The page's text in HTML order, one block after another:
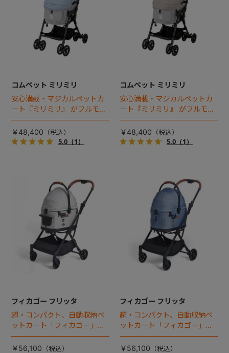
コムペット ミリミリ
安心満載・マジカルペットカ
ート『ミリミリ』 がフルモデ
ルチェンジ。 新機能「マジカ
ルフォールディング」搭載
￥48,400
5.0（1）
コムペット ミリミリ
安心満載・マジカルペットカ
ート『ミリミリ』 がフルモデ
ルチェンジ。 新機能「マジカ
ルフォールディング」搭載
￥48,400
5.0（1）
フィカゴー フリッタ
超・コンパクト、自動収納ペ
ットカート「フィカゴー」に
キャビン着脱タイプが新登
場！
￥56,100
フィカゴー フリッタ
超・コンパクト、自動収納ペ
ットカート「フィカゴー」に
キャビン着脱タイプが新登
場！
￥56,100